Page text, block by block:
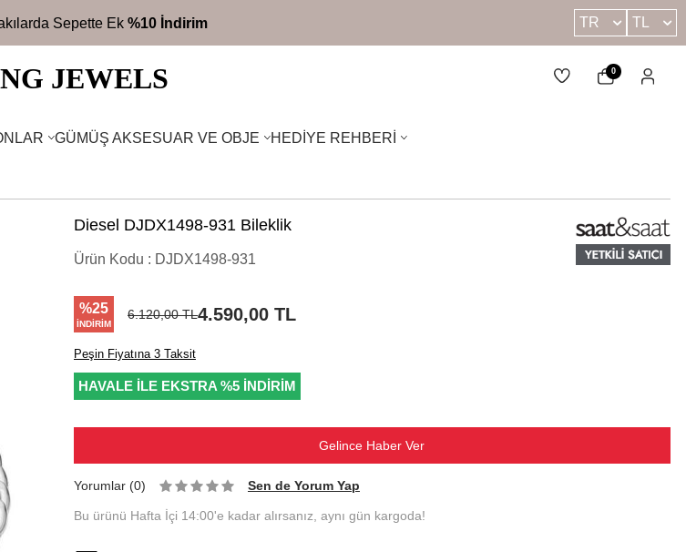
Üzeri Ücretsiz Kargo TR TL
JEWELS 0
GÜMÜŞ AKSESUAR VE OBJE HEDIYE REHBERI
Diesel DJDX1498-931 Bileklik
Ürün Kodu : DJDX1498-931
%25
İNDIRIM
6.120,00TL4.590,00 TL
Peşin Fiyatına 3 Taksit
HAVALE İLE EKSTRA %5 İNDİRİM
Gelince Haber Ver
Yorumlar (0) Sen de Yorum Yap
Bu ürünü Hafta İçi 14:00'e kadar alırsanız, aynı gün kargoda!